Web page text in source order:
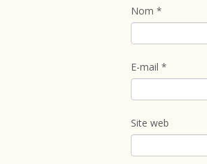
Nom *
E-mail *
Site web